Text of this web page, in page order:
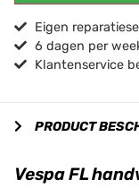
Eigen
6 dagen per
Klantenservice
PRODUCT
Vespa FL